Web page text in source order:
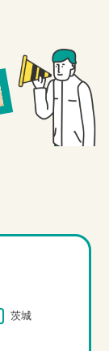
茨城